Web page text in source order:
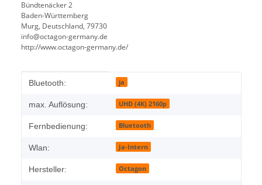
Bündtenäcker 2
Baden-Württemberg
Murg, Deutschland, 79730
info@octagon-germany.de
http://www.octagon-germany.de/
Produkteigenschaft
Wert
Bluetooth: ja
max. Auflösung: UHD (4K) 2160p
Fernbedienung: Bluetooth
Wlan: Ja-Intern
Hersteller: Octagon